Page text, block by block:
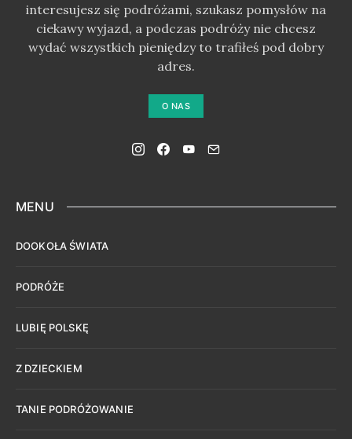
interesujesz się podróżami, szukasz pomysłów na
ciekawy wyjazd, a podczas podróży nie chcesz
wydać wszystkich pieniędzy to trafiłeś pod dobry
adres.
O NAS
MENU
DOOKOŁA ŚWIATA
PODRÓŻE
LUBIĘ POLSKĘ
Z DZIECKIEM
TANIE PODRÓŻOWANIE